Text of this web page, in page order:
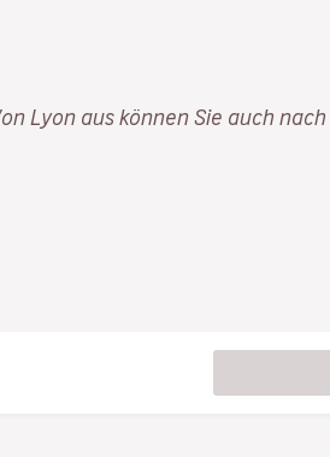
Lyon aus können Sie auch nach